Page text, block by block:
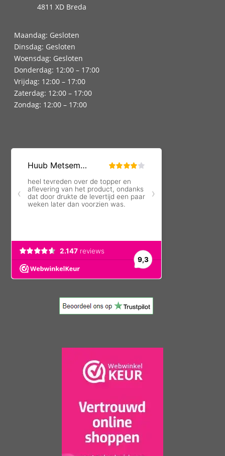
4811 XD Breda
Maandag: Gesloten
Dinsdag: Gesloten
Woensdag: Gesloten
Donderdag: 12:00 – 17:00
Vrijdag: 12:00 – 17:00
Zaterdag: 12:00 – 17:00
Zondag: 12:00 – 17:00